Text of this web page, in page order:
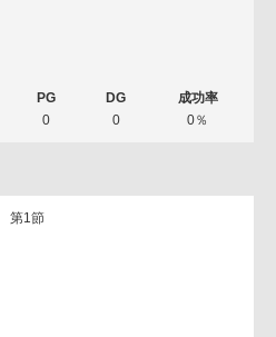
0 0 0％
第1節